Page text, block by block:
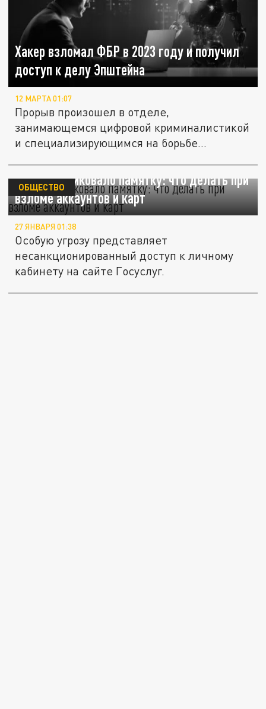
Хакер взломал ФБР в 2023 году и получил
доступ к делу Эпштейна
12 МАРТА 01:07
Прорыв произошел в отделе,
занимающемся цифровой криминалистикой
и специализирующимся на борьбе...
МВД опубликовало памятку: что делать при
взломе аккаунтов и карт
ОБЩЕСТВО
27 ЯНВАРЯ 01:38
Особую угрозу представляет
несанкционированный доступ к личному
кабинету на сайте Госуслуг.